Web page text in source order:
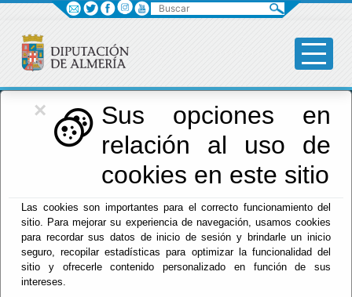
×
Sus opciones en
relación al uso de
cookies en este sitio
Las cookies son importantes para el correcto funcionamiento del
sitio. Para mejorar su experiencia de navegación, usamos cookies
para recordar sus datos de inicio de sesión y brindarle un inicio
seguro, recopilar estadísticas para optimizar la funcionalidad del
sitio y ofrecerle contenido personalizado en función de sus
intereses.
Diputación
Menú Diputación
Impresos y
formularios
Buscar